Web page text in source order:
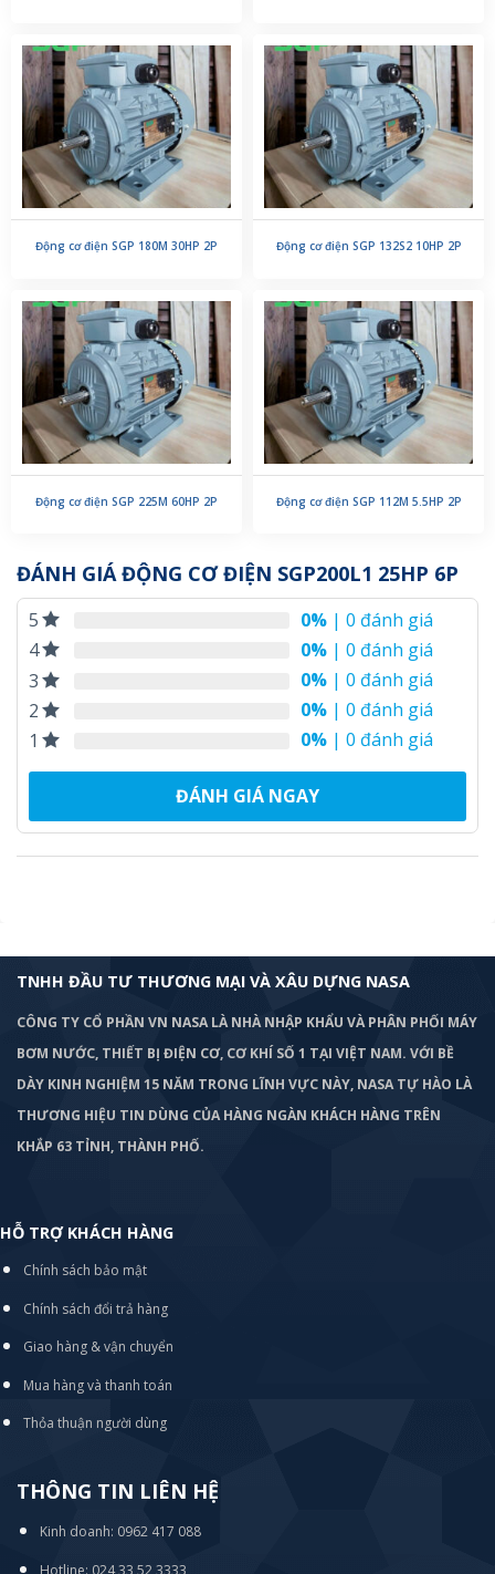
Động cơ điện SGP 180M 30HP 2P Động cơ điện SGP 132S2 10HP 2P
Động cơ điện SGP 225M 60HP 2P Động cơ điện SGP 112M 5.5HP 2P
ĐÁNH GIÁ ĐỘNG CƠ ĐIỆN SGP200L1 25HP 6P
5 0% | 0 đánh giá
4
0% | 0 đánh giá
3
0% | 0 đánh giá
2
0% | 0 đánh giá
1
0% | 0 đánh giá
ĐÁNH GIÁ NGAY
TNHH ĐẦU TƯ THƯƠNG MẠI VÀ XÂU DỰNG NASA
CÔNG TY CỔ PHẦN VN NASA LÀ NHÀ NHẬP KHẨU VÀ PHÂN PHỐI MÁY
BƠM NƯỚC, THIẾT BỊ ĐIỆN CƠ, CƠ KHÍ SỐ 1 TẠI VIỆT NAM. VỚI BỀ
DÀY KINH NGHIỆM 15 NĂM TRONG LĨNH VỰC NÀY, NASA TỰ HÀO LÀ
THƯƠNG HIỆU TIN DÙNG CỦA HÀNG NGÀN KHÁCH HÀNG TRÊN
KHẮP 63 TỈNH, THÀNH PHỐ.
HỖ TRỢ KHÁCH HÀNG
Chính sách bảo mật
Chính sách đổi trả hàng
Giao hàng & vận chuyển
Mua hàng và thanh toán
Thỏa thuận người dùng
THÔNG TIN LIÊN HỆ
Kinh doanh: 0962 417 088
Hotline: 024 33 52 3333